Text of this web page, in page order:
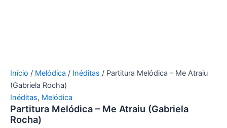
Início / Melódica / Inéditas / Partitura Melódica – Me Atraiu
(Gabriela Rocha)
Inéditas, Melódica
Partitura Melódica – Me Atraiu (Gabriela
Rocha)